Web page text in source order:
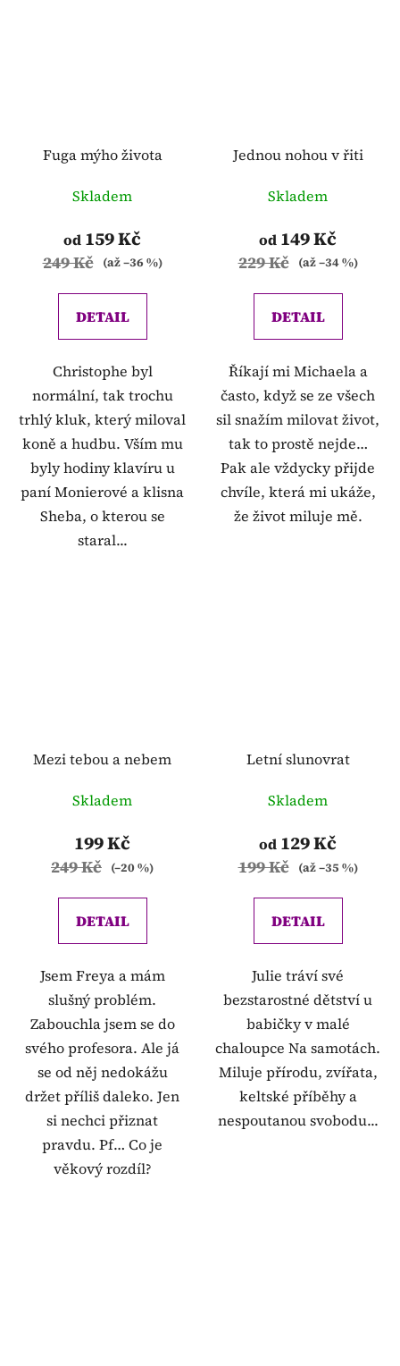
Fuga mýho života
Skladem
od 159 Kč
249 Kč (až –36 %)
DETAIL
Christophe byl
normální, tak trochu
trhlý kluk, který miloval
koně a hudbu. Vším mu
byly hodiny klavíru u
paní Monierové a klisna
Sheba, o kterou se
staral...
Jednou nohou v řiti
Skladem
od 149 Kč
229 Kč (až –34 %)
DETAIL
Říkají mi Michaela a
často, když se ze všech
sil snažím milovat život,
tak to prostě nejde…
Pak ale vždycky přijde
chvíle, která mi ukáže,
že život miluje mě.
Mezi tebou a nebem
Skladem
199 Kč
249 Kč (–20 %)
DETAIL
Jsem Freya a mám
slušný problém.
Zabouchla jsem se do
svého profesora. Ale já
se od něj nedokážu
držet příliš daleko. Jen
si nechci přiznat
pravdu. Pf… Co je
věkový rozdíl?
Letní slunovrat
Skladem
od 129 Kč
199 Kč (až –35 %)
DETAIL
Julie tráví své
bezstarostné dětství u
babičky v malé
chaloupce Na samotách.
Miluje přírodu, zvířata,
keltské příběhy a
nespoutanou svobodu...